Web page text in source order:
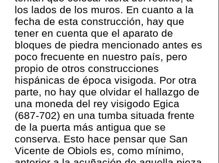
los lados de los muros. En cuanto a la
fecha de esta construcción, hay que
tener en cuenta que el aparato de
bloques de piedra mencionado antes es
poco frecuente en nuestro país, pero
propio de otros construcciones
hispánicas de época visigoda. Por otra
parte, no hay que olvidar el hallazgo de
una moneda del rey visigodo Egica
(687-702) en una tumba situada frente
de la puerta más antigua que se
conserva. Esto hace pensar que San
Vicente de Obiols es, como mínimo,